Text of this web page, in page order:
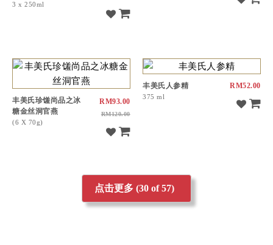
3 x 250ml
丰美氏珍馐尚品之冰
糖金丝洞官燕
(6 X 70g)
RM93.00
RM120.00
丰美氏人参精
375 ml
RM52.00
点击更多 (30 of 57)